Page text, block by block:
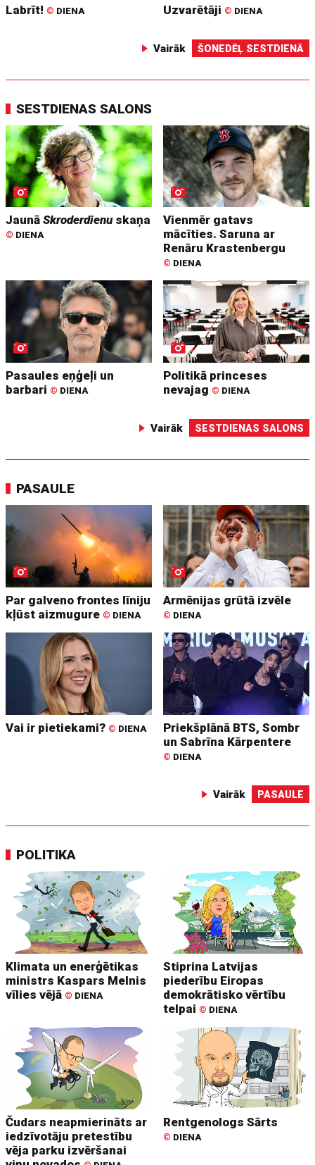
Labrīt! © DIENA Uzvarētāji © DIENA
Vairāk ŠONEDĒĻ SESTDIENĀ
SESTDIENAS SALONS
JaunāSkroderdienuskaņa
© DIENA
Vienmēr gatavs
mācīties. Saruna ar
Renāru Krastenbergu
© DIENA
Pasaules eņģeļi un
barbari © DIENA
Politikā princeses
nevajag © DIENA
Vairāk SESTDIENAS SALONS
PASAULE
Par galveno frontes līniju
kļūst aizmugure © DIENA
Armēnijas grūtā izvēle
© DIENA
Vai ir pietiekami? © DIENA
Priekšplānā BTS, Sombr
un Sabrīna Kārpentere
© DIENA
Vairāk PASAULE
POLITIKA
Klimata un enerģētikas
ministrs Kaspars Melnis
vīlies vējā © DIENA
Stiprina Latvijas
piederību Eiropas
demokrātisko vērtību
telpai © DIENA
Čudars neapmierināts ar
iedzīvotāju pretestību
vēja parku izvēršanai
Rentgenologs Sārts
© DIENA